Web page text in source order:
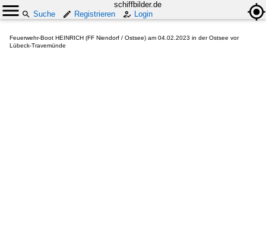
schiffbilder.de
Suche
Registrieren Login
Feuerwehr-Boot HEINRICH (FF Niendorf / Ostsee) am 04.02.2023 in der Ostsee vor
Lübeck-Travemünde